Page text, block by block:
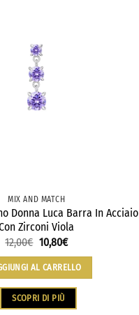
MIX AND MATCH
Donna Luca Barra In Acciaio
Zirconi Viola
12,00€ 10,80€
AL CARRELLO
SCOPRI DI PIÙ